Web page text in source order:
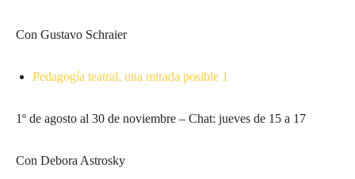
Con Gustavo Schraier
Pedagogía teatral, una mirada posible 1
1º de agosto al 30 de noviembre – Chat: jueves de 15 a 17
Con Debora Astrosky